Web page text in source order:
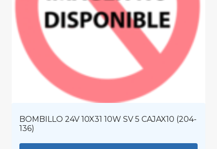
BOMBILLO 24V 10X31 10W SV 5 CAJAX10 (204-
136)